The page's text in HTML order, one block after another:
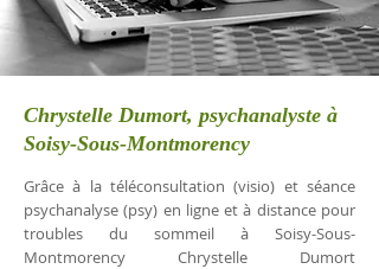
Chrystelle Dumort, psychanalyste à
Soisy-Sous-Montmorency
Grâce à la téléconsultation (visio) et séance
psychanalyse (psy) en ligne et à distance pour
troubles du sommeil à Soisy-Sous-
Montmorency Chrystelle Dumort